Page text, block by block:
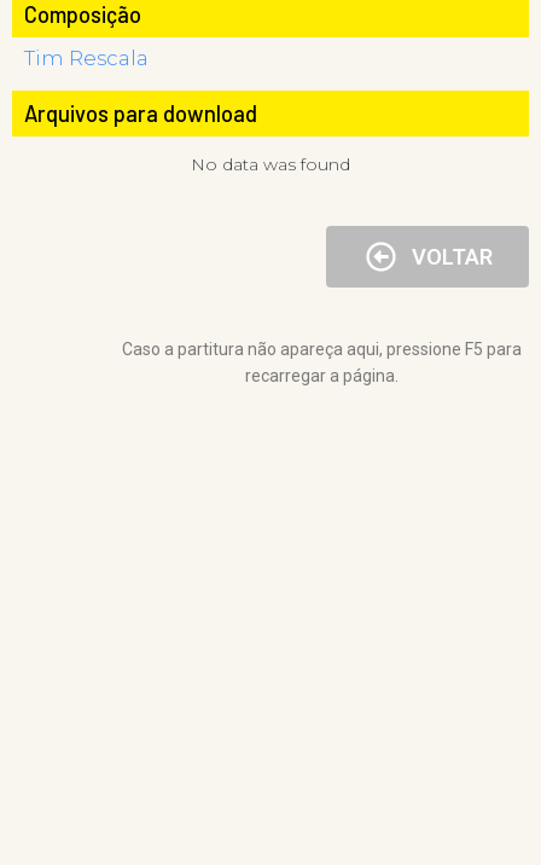
Composição
Tim Rescala
Arquivos para download
No data was found
VOLTAR
Caso a partitura não apareça aqui, pressione F5 para
recarregar a página.